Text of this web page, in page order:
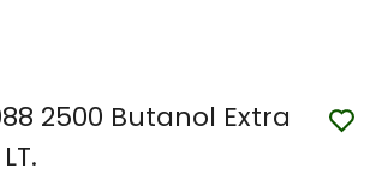
2500 Butanol Extra